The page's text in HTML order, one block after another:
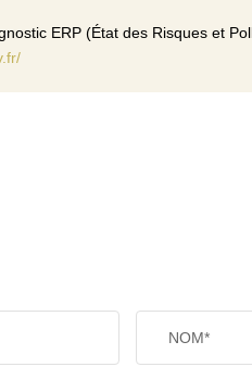
ERP (État des Risques et
NOM*